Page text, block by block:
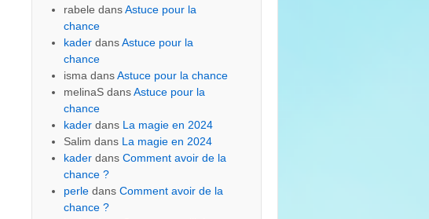
rabele dansAstuce pour la
chance
kader dansAstuce pour la
chance
isma dansAstuce pour la chance
melinaS dansAstuce pour la
chance
kader dans La magie en 2024
Salim dans La magie en 2024
kader dansComment avoir de la
chance ?
perle dansComment avoir de la
chance ?